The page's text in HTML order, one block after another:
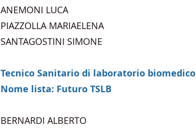
ANEMONI LUCA
PIAZZOLLA MARIAELENA
SANTAGOSTINI SIMONE
Tecnico Sanitario di laboratorio biomedico
Nome lista: Futuro TSLB
BERNARDI ALBERTO